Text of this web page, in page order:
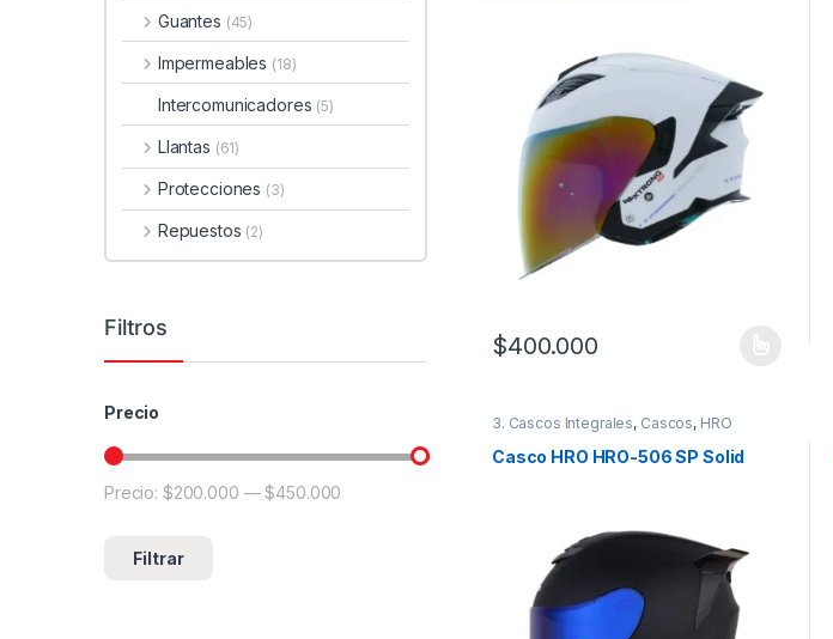
$400.000
Este producto tiene múltiples variantes.
3. Cascos Integrales, Cascos, HRO
Casco HRO HRO-506 SP Solid
Guantes (45)
Impermeables (18)
Intercomunicadores (5)
Llantas (61)
Protecciones (3)
Repuestos (2)
Filtros
Precio
Precio mínimo
Precio máximo
Filtrar
Precio: $200.000 —$450.000